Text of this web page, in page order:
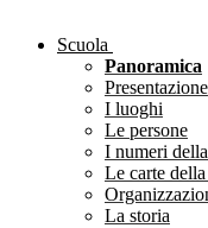
Scuola
Panoramica
Presentazione
I luoghi
Le persone
I numeri
Le carte
La storia